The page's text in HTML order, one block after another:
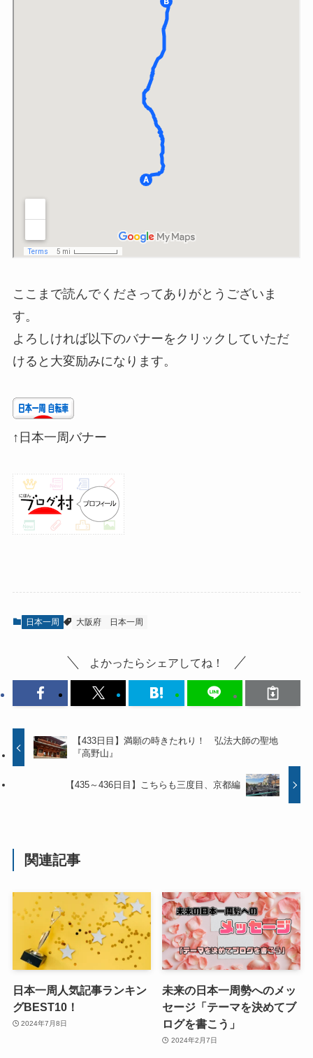
ここまで読んでくださってありがとうございま
す。
よろしければ以下のバナーをクリックしていただ
けると大変励みになります。
↑日本一周バナー
日本一周 大阪府 日本一周
よかったらシェアしてね！
【433日目】満願の時きたれり！ 弘法大師の聖地
『高野山』
【435～436日目】こちらも三度目、京都編
関連記事
日本一周人気記事ランキン
グBEST10！
2024年7月8日
未来の日本一周勢へのメッ
セージ「テーマを決めてブ
ログを書こう」
2024年2月7日